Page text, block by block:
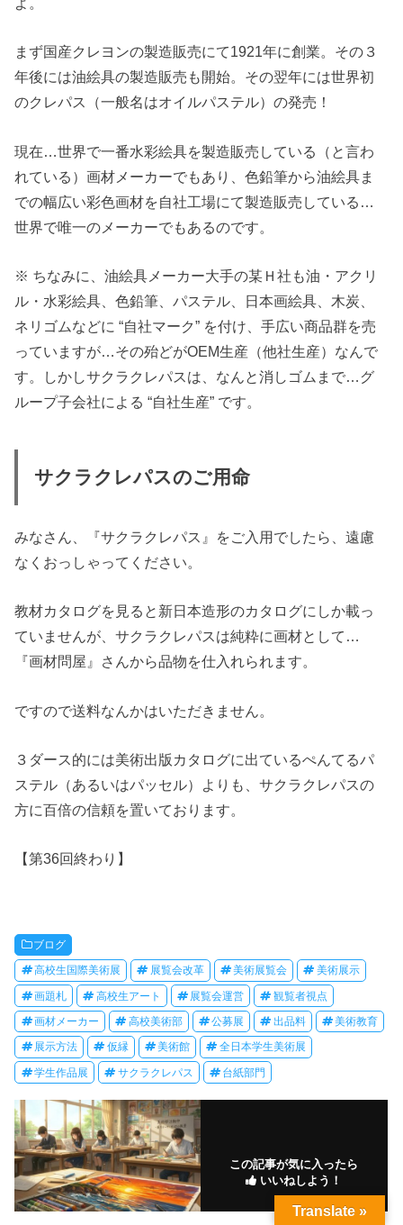
まず国産クレヨンの製造販売にて1921年に創業。その３
年後には油絵具の製造販売も開始。その翌年には世界初
のクレパス（一般名はオイルパステル）の発売！
現在…世界で一番水彩絵具を製造販売している（と言わ
れている）画材メーカーでもあり、色鉛筆から油絵具ま
での幅広い彩色画材を自社工場にて製造販売している…
世界で唯一のメーカーでもあるのです。
※ ちなみに、油絵具メーカー大手の某Ｈ社も油・アクリ
ル・水彩絵具、色鉛筆、パステル、日本画絵具、木炭、
ネリゴムなどに “自社マーク” を付け、手広い商品群を売
っていますが…その殆どがOEM生産（他社生産）なんで
す。しかしサクラクレパスは、なんと消しゴムまで…グ
ループ子会社による “自社生産” です。
サクラクレパスのご用命
みなさん、『サクラクレパス』をご入用でしたら、遠慮
なくおっしゃってください。
教材カタログを見ると新日本造形のカタログにしか載っ
ていませんが、サクラクレパスは純粋に画材として…
『画材問屋』さんから品物を仕入れられます。
ですので送料なんかはいただきません。
３ダース的には美術出版カタログに出ているぺんてるパ
ステル（あるいはパッセル）よりも、サクラクレパスの
方に百倍の信頼を置いております。
【第36回終わり】
ブログ
高校生国際美術展 展覧会改革 美術展覧会 美術展示
画題札 高校生アート 展覧会運営 観覧者視点
画材メーカー 高校美術部 公募展 出品料 美術教育
展示方法 仮縁 美術館 全日本学生美術展
学生作品展 サクラクレパス 台紙部門
この記事が気に入ったら
いいねしよう！
Translate »